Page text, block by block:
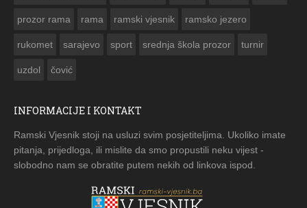
prozor rama rama ramski vjesnik ramsko jezero
rukomet sarajevo sport srednja škola prozor turnir
uzdol čović
INFORMACIJE I KONTAKT
Ramski Vjesnik stoji na usluzi svim posjetiteljima. Ukoliko imate
pitanja, prijedloga, ili mislite da smo propustili neku vijest -
slobodno nam se obratite putem nekih od linkova ispod.